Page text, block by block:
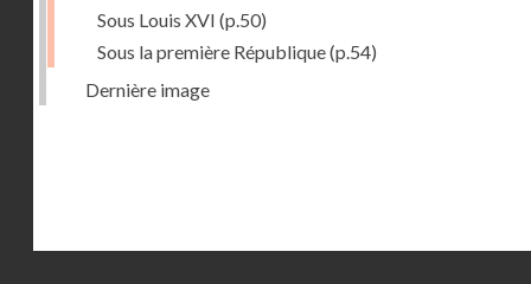
Sous Louis XVI (p.50)
Sous la première République(p.54)
Dernière image